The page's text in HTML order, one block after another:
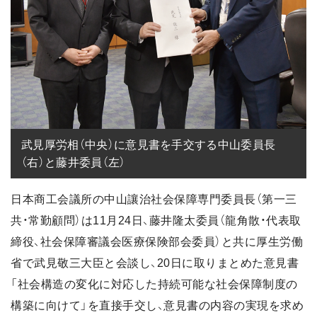
武見厚労相（中央）に意見書を手交する中山委員長
（右）と藤井委員（左）
日本商工会議所の中山讓治社会保障専門委員長（第一三
共・常勤顧問）は11月24日、藤井隆太委員（龍角散・代表取
締役、社会保障審議会医療保険部会委員）と共に厚生労働
省で武見敬三大臣と会談し、20日に取りまとめた意見書
「社会構造の変化に対応した持続可能な社会保障制度の
構築に向けて」を直接手交し、意見書の内容の実現を求め